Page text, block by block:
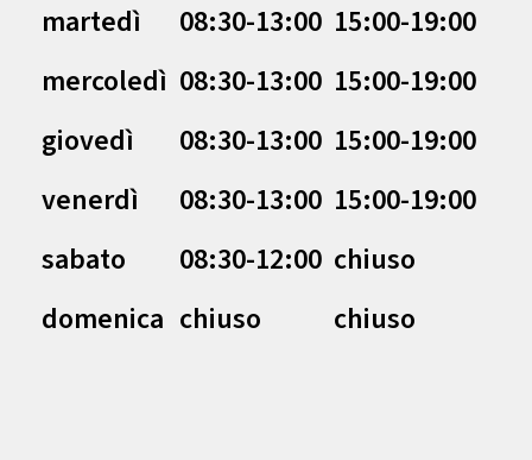
martedì
08:30-13:00 15:00-19:00
mercoledì 08:30-13:00 15:00-19:00
giovedì
08:30-13:00 15:00-19:00
venerdì
08:30-13:00 15:00-19:00
sabato
08:30-12:00 chiuso
domenica chiuso chiuso